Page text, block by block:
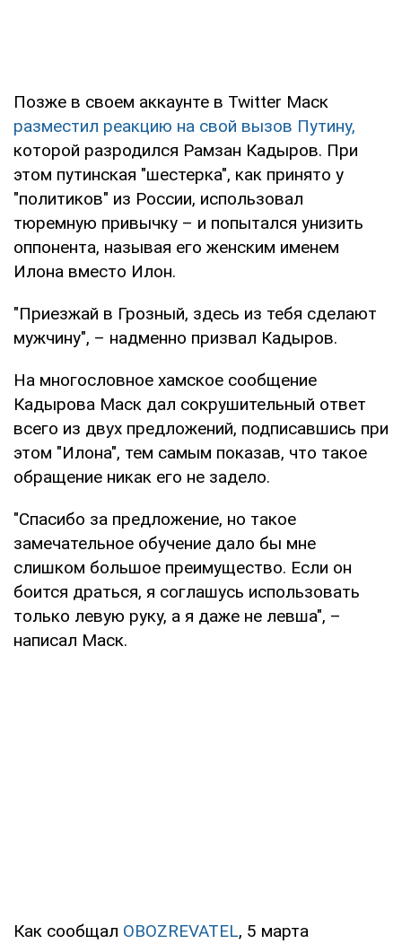
Позже в своем аккаунте в Twitter Маск
разместил реакцию на свой вызов Путину,
которой разродился Рамзан Кадыров. При
этом путинская "шестерка", как принято у
"политиков" из России, использовал
тюремную привычку – и попытался унизить
оппонента, называя его женским именем
Илона вместо Илон.
"Приезжай в Грозный, здесь из тебя сделают
мужчину", – надменно призвал Кадыров.
На многословное хамское сообщение
Кадырова Маск дал сокрушительный ответ
всего из двух предложений, подписавшись при
этом "Илона", тем самым показав, что такое
обращение никак его не задело.
"Спасибо за предложение, но такое
замечательное обучение дало бы мне
слишком большое преимущество. Если он
боится драться, я соглашусь использовать
только левую руку, а я даже не левша", –
написал Маск.
Как сообщал OBOZREVATEL, 5 марта